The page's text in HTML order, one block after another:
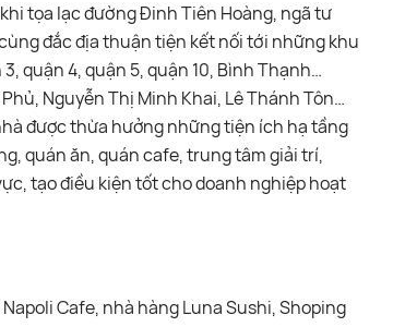
tọa lạc đường Đinh Tiên Hoàng, ngã tư
đắc địa thuận tiện kết nối tới những khu
quận 4, quận 5, quận 10, Bình Thạnh…
Nguyễn Thị Minh Khai, Lê Thánh Tôn…
được thừa hưởng những tiện ích hạ tầng
quán ăn, quán cafe, trung tâm giải trí,
tạo điều kiện tốt cho doanh nghiệp hoạt
Cafe, nhà hàng Luna Sushi, Shoping